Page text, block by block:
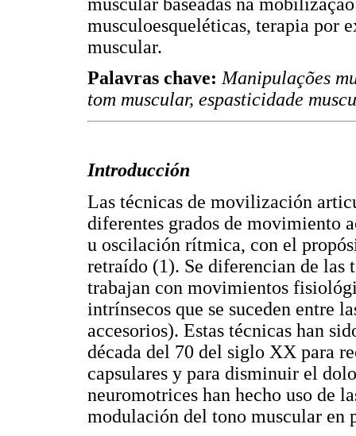
musculoesqueléticas, terapia por
muscular.
Palavras chave: Manipulações
tom muscular, espasticidade
Introducción
Las técnicas de movilización
diferentes grados de movimiento
u oscilación rítmica, con el
retraído (1). Se diferencian de las
trabajan con movimientos
intrínsecos que se suceden entre
accesorios). Estas técnicas han
década del 70 del siglo XX para
capsulares y para disminuir el
neuromotrices han hecho uso de
modulación del tono muscular en